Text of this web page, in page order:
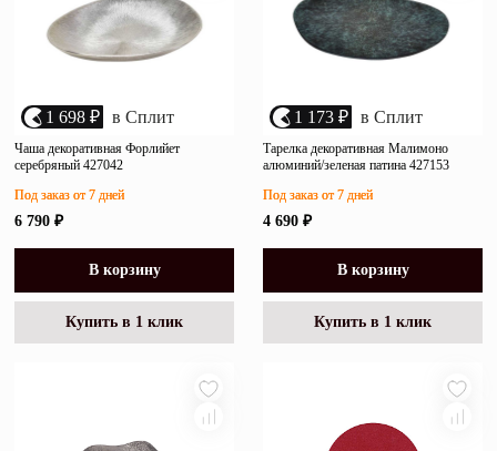
1 698 ₽ в Сплит
Чаша декоративная Форлийет
серебряный 427042
6 790 ₽
Под заказ от 7 дней
В корзину
Купить в 1 клик
1 173 ₽ в Сплит
Тарелка декоративная Малимоно
алюминий/зеленая патина 427153
4 690 ₽
Под заказ от 7 дней
В корзину
Купить в 1 клик